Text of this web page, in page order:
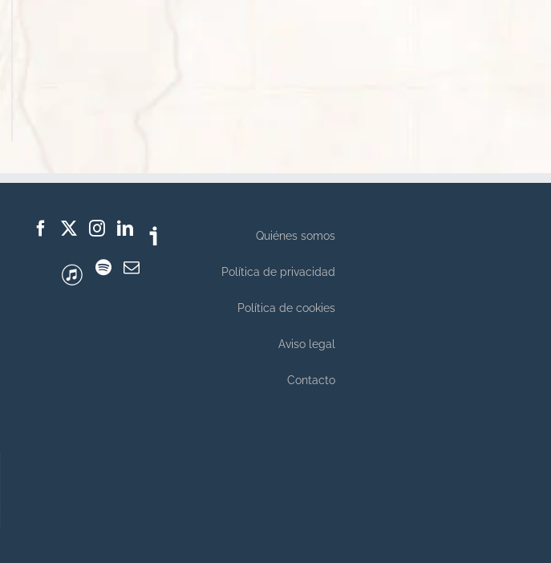
Quiénes somos
Política de privacidad
Política de cookies
Aviso legal
Contacto